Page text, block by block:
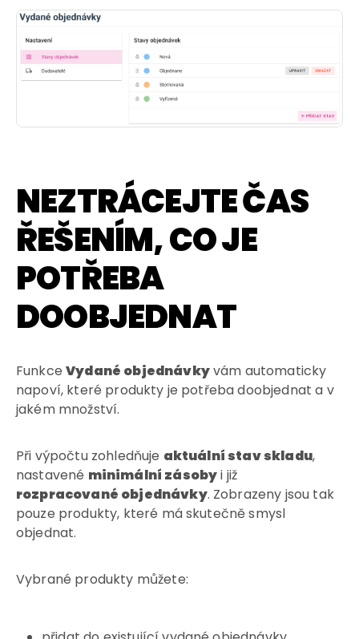
NEZTRÁCEJTE ČAS
ŘEŠENÍM, CO JE
POTŘEBA
DOOBJEDNAT
FunkceVydané objednávkyvám automaticky
napoví, které produkty je potřeba doobjednat a v
jakém množství.
Při výpočtu zohledňuje aktuální stav skladu,
nastavené minimální zásobyi již
rozpracované objednávky. Zobrazeny jsou tak
pouze produkty, které má skutečně smysl
objednat.
Vybrané produkty můžete: